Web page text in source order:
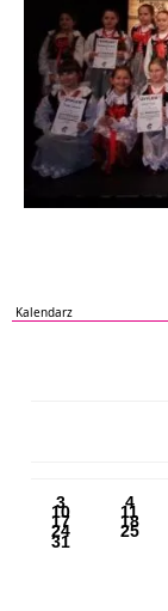
Kalendarz
3 4
10 11
17 18
24 25
31